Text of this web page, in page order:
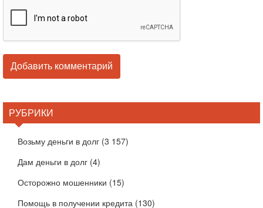
РУБРИКИ
Возьму деньги в долг (3 157)
Дам деньги в долг (4)
Осторожно мошенники (15)
Помощь в получении кредита (130)